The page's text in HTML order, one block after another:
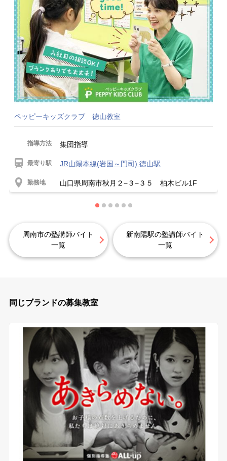
ペッピーキッズクラブ 徳山教室
指導方法 集団指導
最寄り駅 JR山陽本線(岩国～門司) 徳山駅
勤務地 山口県周南市秋月２−３−３５ 柏木ビル1F
周南市の塾講師バイト
一覧
新南陽駅の塾講師バイト
一覧
同じブランドの募集教室